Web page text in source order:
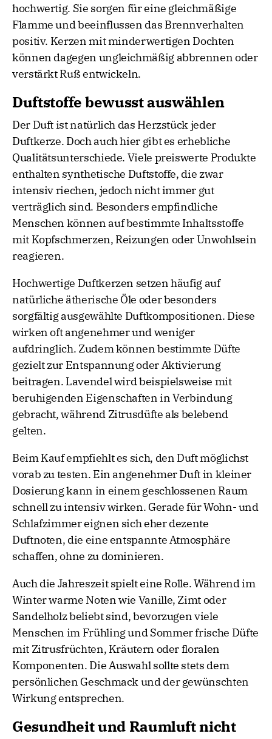
hochwertig. Sie sorgen für eine gleichmäßige
Flamme und beeinflussen das Brennverhalten
positiv. Kerzen mit minderwertigen Dochten
können dagegen ungleichmäßig abbrennen oder
verstärkt Ruß entwickeln.
Duftstoffe bewusst auswählen
Der Duft ist natürlich das Herzstück jeder
Duftkerze. Doch auch hier gibt es erhebliche
Qualitätsunterschiede. Viele preiswerte Produkte
enthalten synthetische Duftstoffe, die zwar
intensiv riechen, jedoch nicht immer gut
verträglich sind. Besonders empfindliche
Menschen können auf bestimmte Inhaltsstoffe
mit Kopfschmerzen, Reizungen oder Unwohlsein
reagieren.
Hochwertige Duftkerzen setzen häufig auf
natürliche ätherische Öle oder besonders
sorgfältig ausgewählte Duftkompositionen. Diese
wirken oft angenehmer und weniger
aufdringlich. Zudem können bestimmte Düfte
gezielt zur Entspannung oder Aktivierung
beitragen. Lavendel wird beispielsweise mit
beruhigenden Eigenschaften in Verbindung
gebracht, während Zitrusdüfte als belebend
gelten.
Beim Kauf empfiehlt es sich, den Duft möglichst
vorab zu testen. Ein angenehmer Duft in kleiner
Dosierung kann in einem geschlossenen Raum
schnell zu intensiv wirken. Gerade für Wohn- und
Schlafzimmer eignen sich eher dezente
Duftnoten, die eine entspannte Atmosphäre
schaffen, ohne zu dominieren.
Auch die Jahreszeit spielt eine Rolle. Während im
Winter warme Noten wie Vanille, Zimt oder
Sandelholz beliebt sind, bevorzugen viele
Menschen im Frühling und Sommer frische Düfte
mit Zitrusfrüchten, Kräutern oder floralen
Komponenten. Die Auswahl sollte stets dem
persönlichen Geschmack und der gewünschten
Wirkung entsprechen.
Gesundheit und Raumluft nicht